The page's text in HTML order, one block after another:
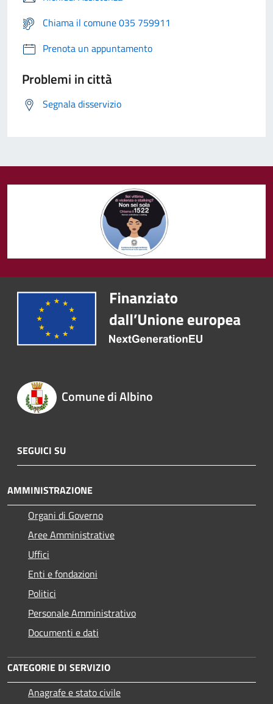
Chiama il comune 035 759911
Prenota un appuntamento
Problemi in città
Segnala disservizio
Comune di Albino
SEGUICI SU
AMMINISTRAZIONE
Organi di Governo
Aree Amministrative
Uffici
Enti e fondazioni
Politici
Personale Amministrativo
Documenti e dati
CATEGORIE DI SERVIZIO
Anagrafe e stato civile